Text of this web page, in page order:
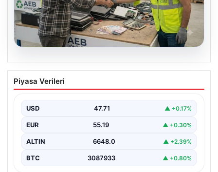
08.08.2026
Profesyonel IT Çözümleri hem de
Çevre Dönüşüm
sistemlerini sürekli zamanda değiştirmektedir. Yapılan
güncelleme süreçlerinde boşta…
Piyasa Verileri
USD 47.71 ▲ +0.17%
EUR 55.19 ▲ +0.30%
ALTIN 6648.0 ▲ +2.39%
BTC 3087933 ▲ +0.80%